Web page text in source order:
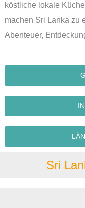
köstliche lokale
machen Sri Lanka zu
Abenteuer,
Sri